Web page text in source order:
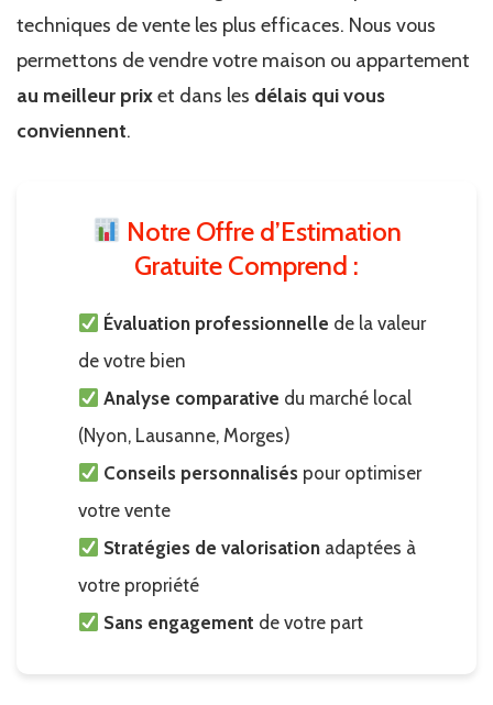
techniques de vente les plus efficaces. Nous vous
permettons de vendre votre maison ou appartement
au meilleur prixet dans les délais qui vous
conviennent.
Notre Offre d’Estimation
Gratuite Comprend :
Évaluation professionnelle de la valeur
de votre bien
Analyse comparative du marché local
(Nyon, Lausanne, Morges)
Conseils personnalisés pour optimiser
votre vente
Stratégies de valorisation adaptées à
votre propriété
Sans engagement de votre part